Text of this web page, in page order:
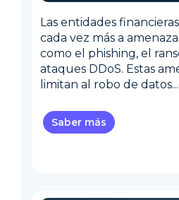
Las entidades
cada vez más a
como el phishing, el
ataques DDoS. Estas
limitan al robo de datos...
Saber más